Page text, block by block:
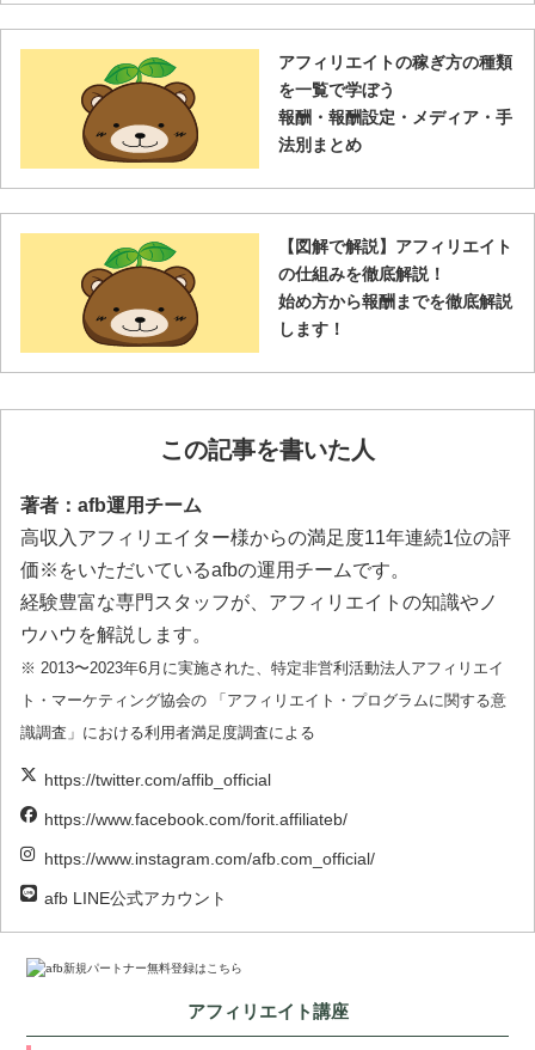
アフィリエイトの稼ぎ方の種類
を一覧で学ぼう
報酬・報酬設定・メディア・手
法別まとめ
【図解で解説】アフィリエイト
の仕組みを徹底解説！
始め方から報酬までを徹底解説
します！
この記事を書いた人
著者：afb運用チーム
高収入アフィリエイター様からの満足度11年連続1位の評
価※をいただいているafbの運用チームです。
経験豊富な専門スタッフが、アフィリエイトの知識やノ
ウハウを解説します。
※ 2013〜2023年6月に実施された、特定非営利活動法人アフィリエイ
ト・マーケティング協会の 「アフィリエイト・プログラムに関する意
識調査」における利用者満足度調査による
https://twitter.com/affib_official
https://www.facebook.com/forit.affiliateb/
https://www.instagram.com/afb.com_official/
afb LINE公式アカウント
アフィリエイト講座